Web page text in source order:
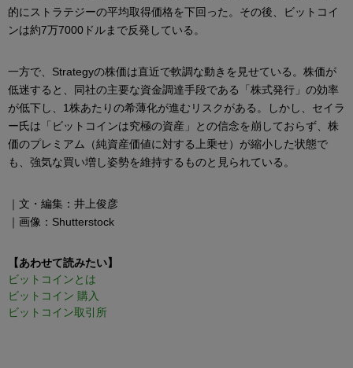
的にストラテジーの平均取得価格を下回った。その後、ビットコイ
ンは約7万7000ドルまで反発している。
一方で、Strategyの株価は直近で軟調な動きを見せている。株価が
低迷すると、同社の主要な資金調達手段である「株式発行」の効率
が低下し、1株あたりの希薄化が進むリスクがある。しかし、セイラ
ー氏は「ビットコインは究極の資産」との信念を崩しておらず、株
価のプレミアム（純資産価値に対する上乗せ）が縮小した状態で
も、強気な買い増し姿勢を維持するものと見られている。
｜文・編集：井上俊彦
｜画像：Shutterstock
【あわせて読みたい】
ビットコインとは
ビットコイン 購入
ビットコイン取引所